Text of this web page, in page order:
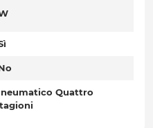
Quattro